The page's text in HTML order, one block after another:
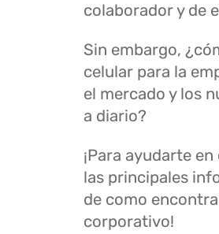
colaborador y de
Sin embargo,
celular para la
el mercado y los
a diario?
¡Para ayudarte
las principales
de como
corporativo!